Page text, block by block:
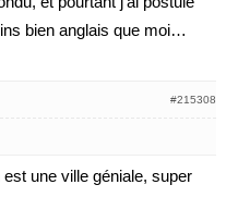
bien anglais que moi…
#215308
est une ville géniale, super